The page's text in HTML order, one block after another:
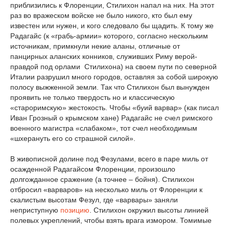
приблизились к Флоренции, Стилихон напал на них. На этот
раз во вражеском войске не было никого, кто был ему
известен или нужен, и кого следовало бы щадить. К тому же
Радагайс (к «грабь-армии» которого, согласно нескольким
источникам, примкнули некие аланы, отличные от
панцирных аланских конников, служивших Риму верой-
правдой под орлами Стилихона) на своем пути по северной
Италии разрушил много городов, оставляя за собой широкую
полосу выжженной земли. Так что Стилихон был вынужден
проявить не только твердость но и классическую
«староримскую» жестокость. Чтобы «буий варвар» (как писал
Иван Грозный о крымском хане) Радагайс не счел римского
военного магистра «слабаком», тот счел необходимым
«шхерануть его со страшной силой».
В живописной долине под Фезулами, всего в паре миль от
осажденной Радагайсом Флоренции, произошло
долгожданное сражение (а точнее – бойня). Стилихон
отбросил «варваров» на несколько миль от Флоренции к
скалистым высотам Фезул, где «варвары» заняли
неприступную позицию . Стилихон окружил высоты линией
полевых укреплений, чтобы взять врага измором. Томимые